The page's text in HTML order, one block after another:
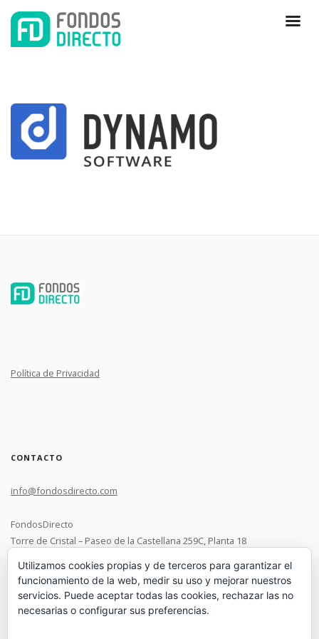
Política de Privacidad
CONTACTO
info@fondosdirecto.com
FondosDirecto
Torre de Cristal – Paseo de la Castellana 259C, Planta 18
+34 91 119 0537
Utilizamos cookies propias y de terceros para garantizar el
funcionamiento de la web, medir su uso y mejorar nuestros
servicios. Puede aceptar todas las cookies, rechazar las no
necesarias o configurar sus preferencias.